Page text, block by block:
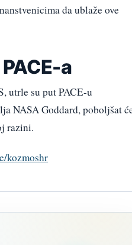
da ublaže ove
a
utrle su put PACE-u
NASA Goddard, poboljšat
razini.
kozmoshr